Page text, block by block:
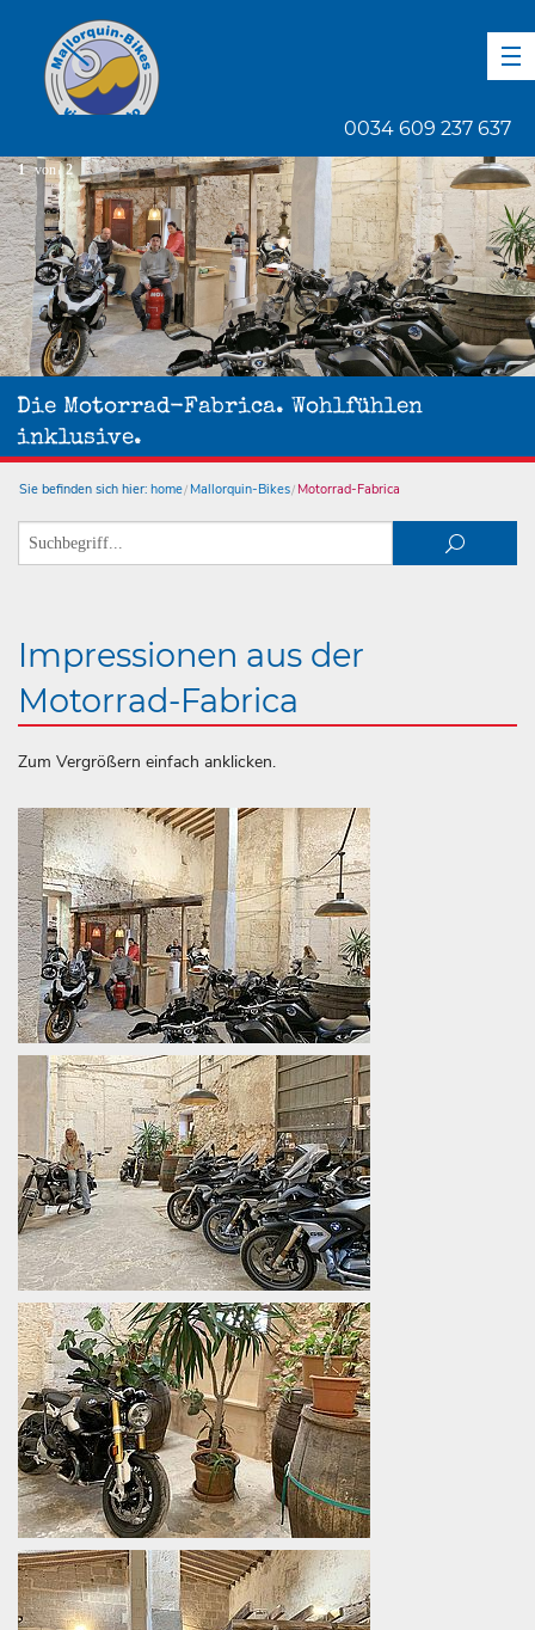
0034 609 237 637
Die Motorrad-Fabrica. Wohlfühlen
inklusive.
1 von 2
Sie befinden sich hier: home Mallorquin-Bikes Motorrad-Fabrica
Impressionen aus der
Motorrad-Fabrica
Zum Vergrößern einfach anklicken.